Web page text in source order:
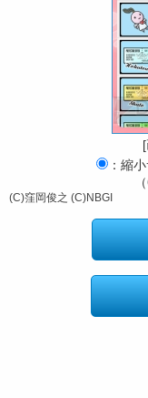
：縮
(C)窪岡俊之 (C)NBGI